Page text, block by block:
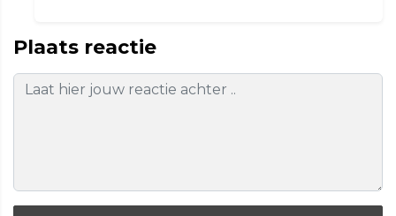
Plaats reactie